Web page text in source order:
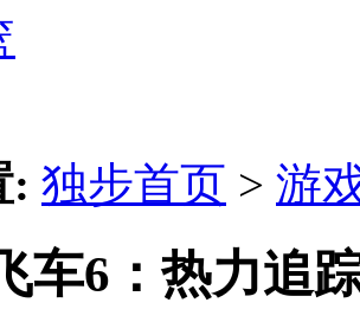
: 独步首页 > 游
车6：热力追